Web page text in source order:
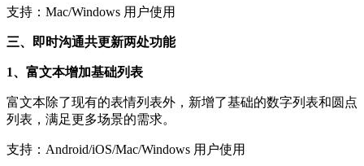
支持：Mac/Windows 用户使用
三、即时沟通共更新两处功能
1、富文本增加基础列表
富文本除了现有的表情列表外，新增了基础的数字列表和圆点
列表，满足更多场景的需求。
支持：Android/iOS/Mac/Windows 用户使用